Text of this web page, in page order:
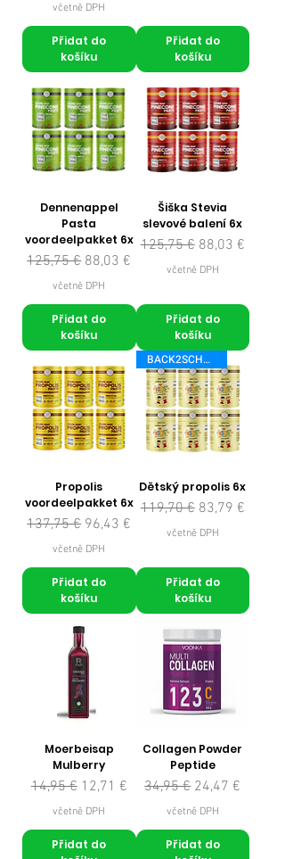
včetně DPH
Přidat do
košíku
Přidat do
košíku
Dennenappel
Pasta
voordeelpakket 6x
Běžná cena
125,75 € Zvýhodněná cena
88,03 €
včetně DPH
Přidat do
košíku
Šiška Stevia
slevové balení 6x
Běžná cena
125,75 € Zvýhodněná
88,03 €
včetně DPH
Přidat do
košíku
Propolis
voordeelpakket 6x
Běžná cena
137,75 € Zvýhodněná cena
96,43 €
včetně DPH
Přidat do
košíku
BACK2SCHOOL
Dětský propolis 6x
Běžná cena
119,70 € Zvýhodněná
83,79 €
včetně DPH
Přidat do
košíku
Moerbeisap
Mulberry
Běžná cena
14,95 € Zvýhodněná cena
12,71 €
včetně DPH
Přidat do
Collagen Powder
Peptide
Běžná cena
34,95 € Zvýhodněná
24,47 €
včetně DPH
Přidat do